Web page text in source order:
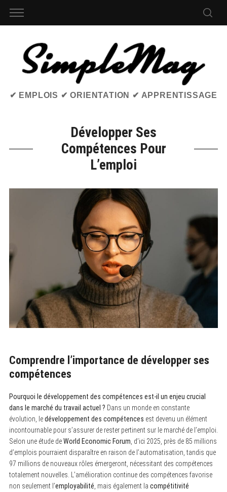
✔ EMPLOIS ✔ ORIENTATION ✔ APPRENTISSAGE
Développer Ses
Compétences Pour
L’emploi
Comprendre l’importance de développer ses
compétences
Pourquoi le développement des compétences est-il un enjeu crucial
dans le marché du travail actuel ? Dans un monde en constante
évolution, ledéveloppement des compétences est devenu un élément
incontournable pour s’assurer de rester pertinent sur le marché de l’emploi.
Selon une étude deWorld Economic Forum , d’ici 2025, près de 85 millions
d’emplois pourraient disparaître en raison de l’automatisation, tandis que
97 millions de nouveaux rôles émergeront, nécessitant des compétences
totalement nouvelles. L’amélioration continue des compétences favorise
non seulement l’employabilité , mais également la compétitivité